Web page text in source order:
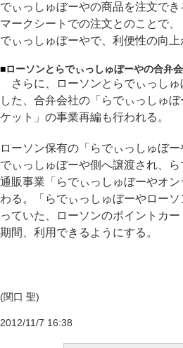
でぃっしゅぼーやの商品を注文で
マークシートでの注文とのことで
でぃっしゅぼーやで、利便性の向上
■ローソンとらでぃっしゅぼーやの合弁
さらに、ローソンとらでぃっしゅ
した、合弁会社の「らでぃっしゅ
ケット」の事業再編も行われる。
ローソン保有の「らでぃっしゅぼ
でぃっしゅぼーや側へ譲渡され、
通販事業「らでぃっしゅぼーやオ
わる。「らでぃっしゅぼーやロー
っていた、ローソンのポイントカ
期間、利用できるようにする。
(関口 聖)
2012/11/7 16:38